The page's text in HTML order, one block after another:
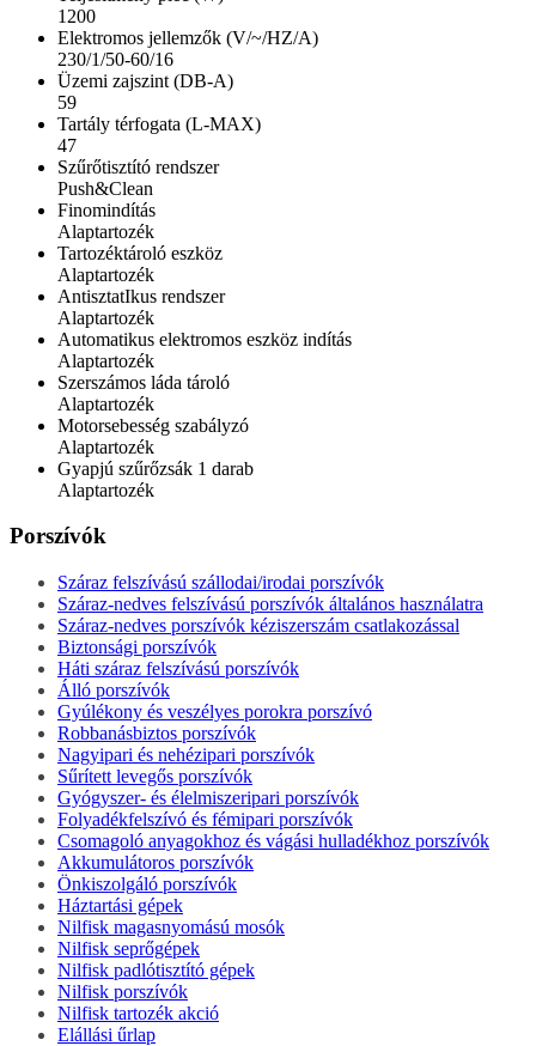
1200
Elektromos jellemzők (V/~/HZ/A)
230/1/50-60/16
Üzemi zajszint (DB-A)
59
Tartály térfogata (L-MAX)
47
Szűrőtisztító rendszer
Push&Clean
Finomindítás
Alaptartozék
Tartozéktároló eszköz
Alaptartozék
AntisztatIkus rendszer
Alaptartozék
Automatikus elektromos eszköz indítás
Alaptartozék
Szerszámos láda tároló
Alaptartozék
Motorsebesség szabályzó
Alaptartozék
Gyapjú szűrőzsák 1 darab
Alaptartozék
Porszívók
Száraz felszívású szállodai/irodai porszívók
Száraz-nedves felszívású porszívók általános használatra
Száraz-nedves porszívók kéziszerszám csatlakozással
Biztonsági porszívók
Háti száraz felszívású porszívók
Álló porszívók
Gyúlékony és veszélyes porokra porszívó
Robbanásbiztos porszívók
Nagyipari és nehézipari porszívók
Sűrített levegős porszívók
Gyógyszer- és élelmiszeripari porszívók
Folyadékfelszívó és fémipari porszívók
Csomagoló anyagokhoz és vágási hulladékhoz porszívók
Akkumulátoros porszívók
Önkiszolgáló porszívók
Háztartási gépek
Nilfisk magasnyomású mosók
Nilfisk seprőgépek
Nilfisk padlótisztító gépek
Nilfisk porszívók
Nilfisk tartozék akció
Elállási űrlap